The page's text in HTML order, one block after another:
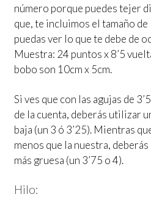
número porque puedes tejer
que, te incluimos el tamaño de
puedas ver lo que te debe de
Muestra: 24 puntos x 8’5
bobo son 10cm x 5cm.
Si ves que con las agujas de
de la cuenta, deberás utilizar
baja (un 3 ó 3’25). Mientras
menos que la nuestra,
más gruesa (un 3’75 o 4).
Hilo: